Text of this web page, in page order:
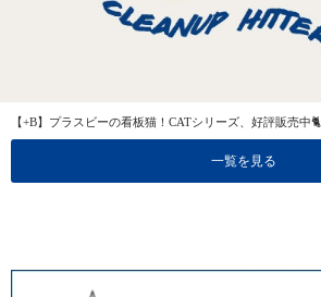
【+B】プラスビーの看板猫！CATシリーズ、好評販売中🐈
一覧を見る